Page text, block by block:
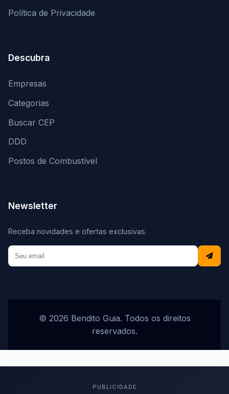
Política de Privacidade
Descubra
Empresas
Categorias
Buscar CEP
DDD
Postos de Combustível
Newsletter
Receba novidades e ofertas exclusivas.
© 2026 Bendito Guia. Todos os direitos
reservados.